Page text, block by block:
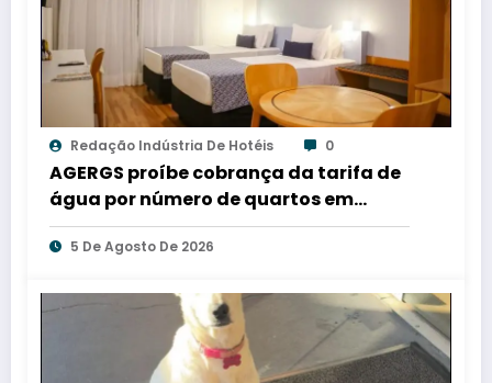
Redação Indústria De Hotéis 0
AGERGS proíbe cobrança da tarifa de
água por número de quartos em
hotéis
5 De Agosto De 2026